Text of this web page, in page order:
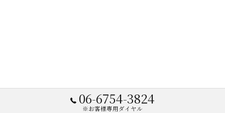
06-6754-3824
※お客様専用ダイヤル